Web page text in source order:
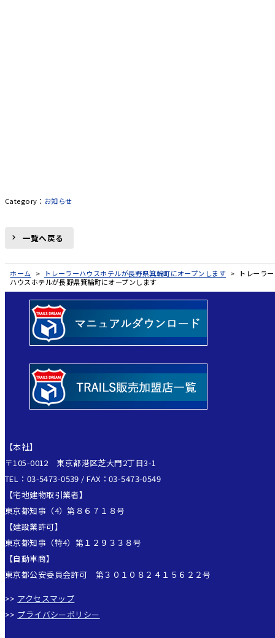
お知らせ
一覧へ戻る
ホーム > トレーラーハウスホテルが長野県箕輪町にオープンします >
トレーラー
ハウスホテルが長野県箕輪町にオープンします
【本社】
〒105-0012 東京都港区芝大門2丁目3-1
TEL：03-5473-0539 / FAX：03-5473-0549
【宅地建物取引業者】
東京都知事（4）第８６７１８号
【建設業許可】
東京都知事（特4）第１２９３３８号
【自動車商】
東京都公安委員会許可 第３０１０８２４１５６２２号
>> アクセスマップ
>> プライバシーポリシー